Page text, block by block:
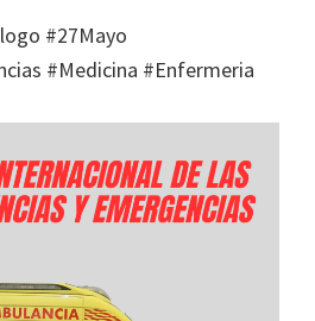
#27Mayo
#Medicina #Enfermeria